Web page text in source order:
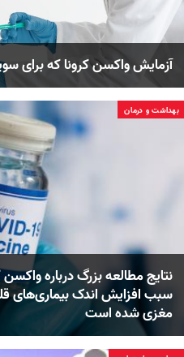
آزمایش واکسن کرونا که
بهداشت و درمان
نتایج مطالعه بزرگ درباره واکسن
سبب افزایش اندک بیماری‌های
مغزی شده است